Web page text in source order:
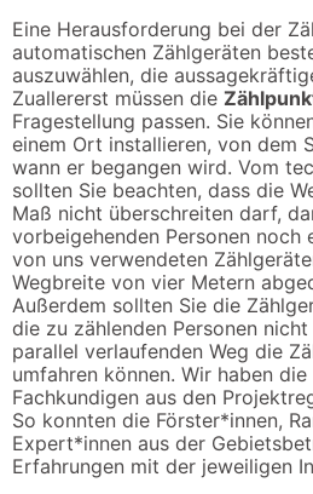
Eine Herausforderung bei der
automatischen Zählgeräten
auszuwählen, die
Zuallererst müssen die
Fragestellung passen. Sie
einem Ort installieren, von dem
wann er begangen wird. Vom
sollten Sie beachten, dass die
Maß nicht überschreiten darf,
vorbeigehenden Personen noch
von uns verwendeten
Wegbreite von vier Metern
Außerdem sollten Sie die
die zu zählenden Personen
parallel verlaufenden Weg die
umfahren können. Wir haben
Fachkundigen aus den
So konnten die Förster*innen,
Expert*innen aus der
Erfahrungen mit der jeweiligen